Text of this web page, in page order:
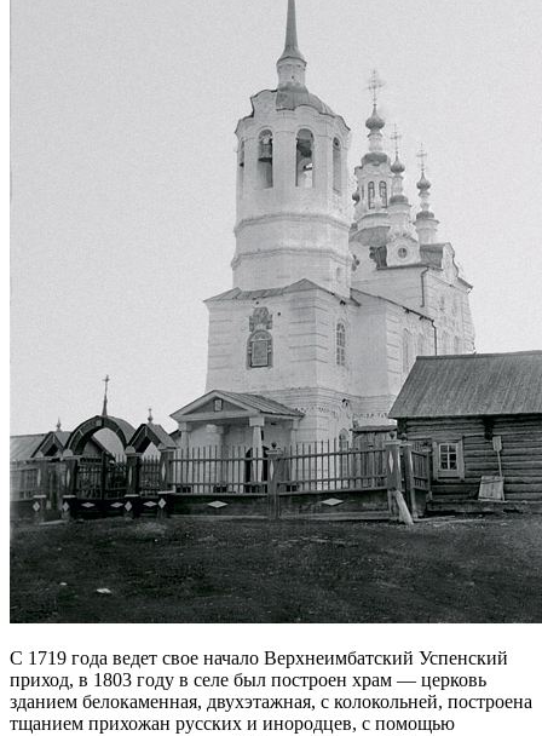
С 1719 года ведет свое начало Верхнеимбатский Успенский
приход, в 1803 году в селе был построен храм — церковь
зданием белокаменная, двухэтажная, с колокольней, построена
тщанием прихожан русских и инородцев, с помощью